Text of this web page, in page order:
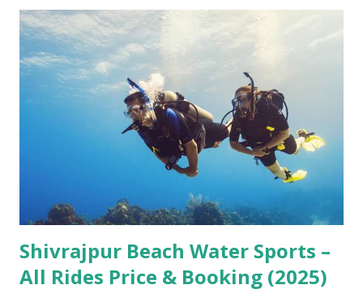
પ્રકારની બેઠક જરૂરી હતી,” એમ તેમનું નિવેદન રહ્યું. PM Narendra
Modi ની આવકની શક્યતા આ બેઠક દરમિયાન એક વિશેષ વાત સામે
આવી કે શરાવણ માસ દરમિયાન વડાપ્રધાન નરેન્દ્ર મોદી Dwarka
Corridor ના નિરીક્ષણ માટે આવી શકે છે. આ મુદ્દે સ્થાનિક પોલીસ અને
પ્રશાસનને પણ એલર્ટ રહેવા માટે જણાવાયું છે. વ્યાપારીઓની માંગ અને
સહમતી Dwarka ના વેપારીઓએ પણ યાત્રાળુઓ માટે વધુ સુવિધાઓ,
પાર્કિંગ સ્પોટ, ગાઈડ સેવાઓ અને સ્થાનિક ઉત્પાદનોના પ્રદર્શન માટે
Shivrajpur Beach Water Sports –
All Rides Price & Booking (2025)